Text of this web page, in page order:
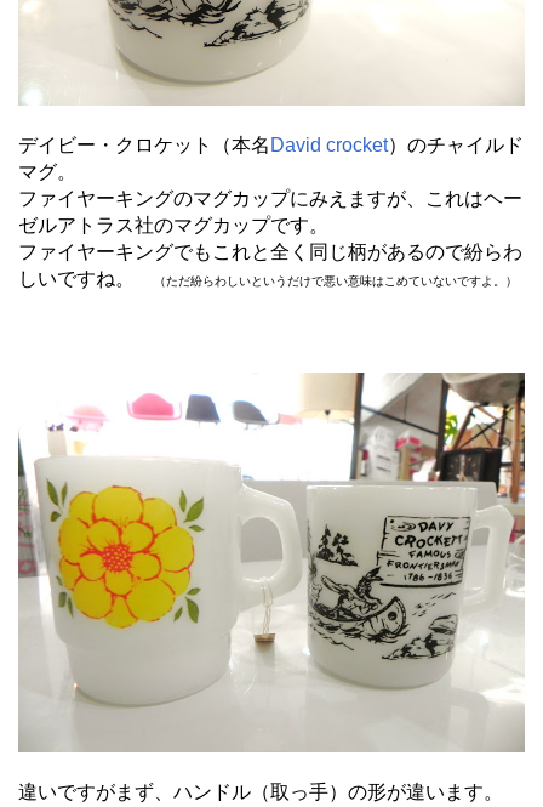
デイビー・クロケット（本名 David crocket）のチャイルド
マグ。
ファイヤーキングのマグカップにみえますが、これはヘー
ゼルアトラス社のマグカップです。
ファイヤーキングでもこれと全く同じ柄があるので紛らわ
しいですね。
（ただ紛らわしいというだけで悪い意味はこめていないですよ。）
違いですがまず、ハンドル（取っ手）の形が違います。